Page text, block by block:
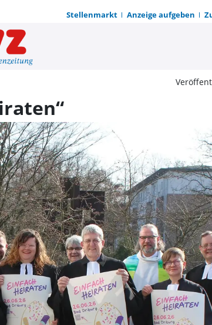
Stellenmarkt Anzeige aufgeben
besondere